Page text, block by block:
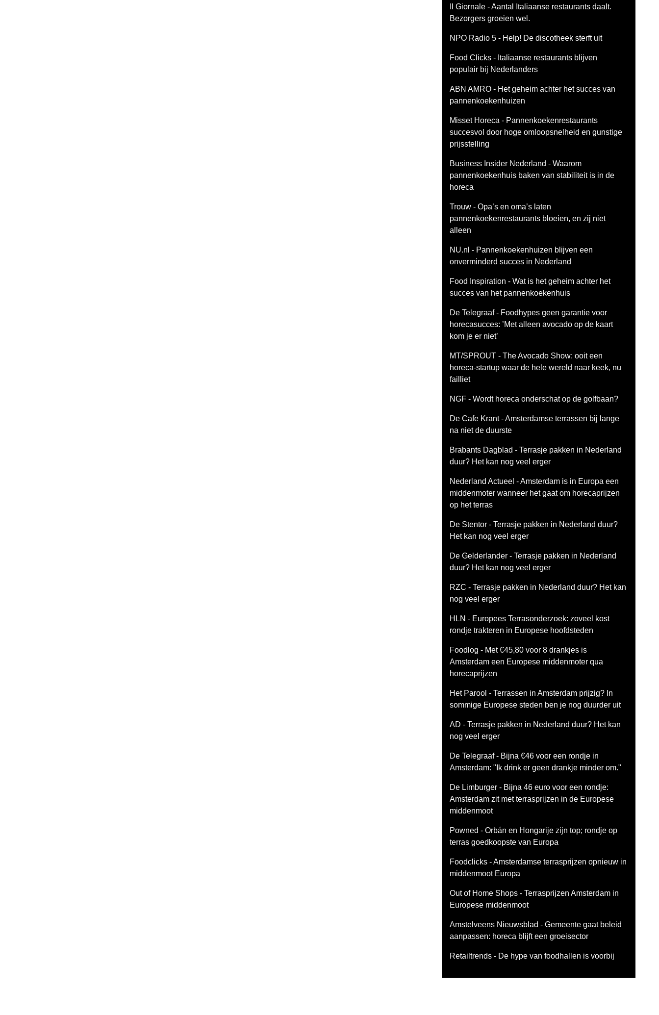
Il Giornale - Aantal Italiaanse restaurants daalt.
Bezorgers groeien wel.
NPO Radio 5 - Help! De discotheek sterft uit
Food Clicks - Italiaanse restaurants blijven
populair bij Nederlanders
ABN AMRO - Het geheim achter het succes van
pannenkoekenhuizen
Misset Horeca - Pannenkoekenrestaurants
succesvol door hoge omloopsnelheid en gunstige
prijsstelling
Business Insider Nederland - Waarom
pannenkoekenhuis baken van stabiliteit is in de
horeca
Trouw - Opa’s en oma’s laten
pannenkoekenrestaurants bloeien, en zij niet
alleen
NU.nl - Pannenkoekenhuizen blijven een
onverminderd succes in Nederland
Food Inspiration - Wat is het geheim achter het
succes van het pannenkoekenhuis
De Telegraaf - Foodhypes geen garantie voor
horecasucces: ’Met alleen avocado op de kaart
kom je er niet’
MT/SPROUT - The Avocado Show: ooit een
horeca-startup waar de hele wereld naar keek, nu
failliet
NGF - Wordt horeca onderschat op de golfbaan?
De Cafe Krant - Amsterdamse terrassen bij lange
na niet de duurste
Brabants Dagblad - Terrasje pakken in Nederland
duur? Het kan nog veel erger
Nederland Actueel - Amsterdam is in Europa een
middenmoter wanneer het gaat om horecaprijzen
op het terras
De Stentor - Terrasje pakken in Nederland duur?
Het kan nog veel erger
De Gelderlander - Terrasje pakken in Nederland
duur? Het kan nog veel erger
RZC - Terrasje pakken in Nederland duur? Het kan
nog veel erger
HLN - Europees Terrasonderzoek: zoveel kost
rondje trakteren in Europese hoofdsteden
Foodlog - Met €45,80 voor 8 drankjes is
Amsterdam een Europese middenmoter qua
horecaprijzen
Het Parool - Terrassen in Amsterdam prijzig? In
sommige Europese steden ben je nog duurder uit
AD - Terrasje pakken in Nederland duur? Het kan
nog veel erger
De Telegraaf - Bijna €46 voor een rondje in
Amsterdam: "Ik drink er geen drankje minder om."
De Limburger - Bijna 46 euro voor een rondje:
Amsterdam zit met terrasprijzen in de Europese
middenmoot
Powned - Orbán en Hongarije zijn top; rondje op
terras goedkoopste van Europa
Foodclicks - Amsterdamse terrasprijzen opnieuw in
middenmoot Europa
Out of Home Shops - Terrasprijzen Amsterdam in
Europese middenmoot
Amstelveens Nieuwsblad - Gemeente gaat beleid
aanpassen: horeca blijft een groeisector
Retailtrends - De hype van foodhallen is voorbij